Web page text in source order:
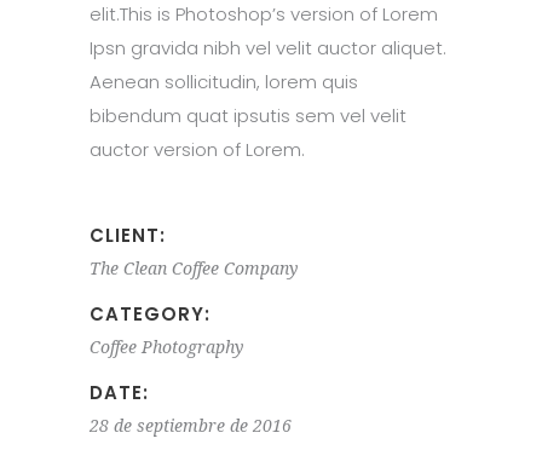
elit.This is Photoshop’s version of Lorem
Ipsn gravida nibh vel velit auctor aliquet.
Aenean sollicitudin, lorem quis
bibendum quat ipsutis sem vel velit
auctor version of Lorem.
CLIENT:
The Clean Coffee Company
CATEGORY:
Coffee Photography
DATE:
28 de septiembre de 2016